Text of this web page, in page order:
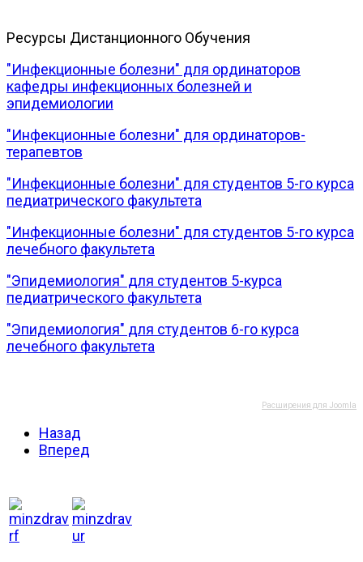
Ресурсы Дистанционного Обучения
"Инфекционные болезни" для ординаторов
кафедры инфекционных болезней и
эпидемиологии
"Инфекционные болезни" для ординаторов-
терапевтов
"Инфекционные болезни" для студентов 5-го курса
педиатрического факультета
"Инфекционные болезни" для студентов 5-го курса
лечебного факультета
"Эпидемиология" для студентов 5-курса
педиатрического факультета
"Эпидемиология" для студентов 6-го курса
лечебного факультета
Расширения для Joomla
Назад
Вперед